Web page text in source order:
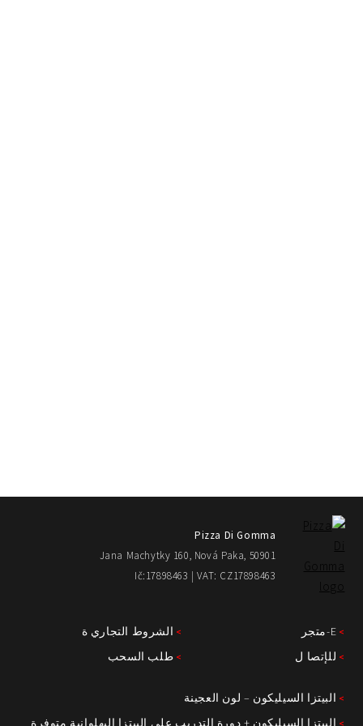
Pizza Di Gomma
Jana Machytky 160, Nová Paka, 50901
Ič:17898463 | VAT: CZ17898463
E-متجر
الشروط التجاري ة
للإتصا ل
طلب السحب
البيتزا السيليكون – لون العجينة
البيتزا السيليكون + دورة التدريب على البيتزا البهلوانية متوفرة